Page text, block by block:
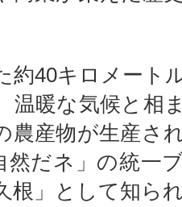
約40キロメート
温暖な気候と相
農産物が生産さ
然だネ」の統一
根」として知ら